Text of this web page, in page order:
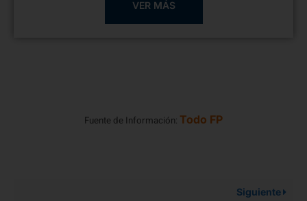
VER MÁS
Fuente de Información: Todo FP
Siguiente